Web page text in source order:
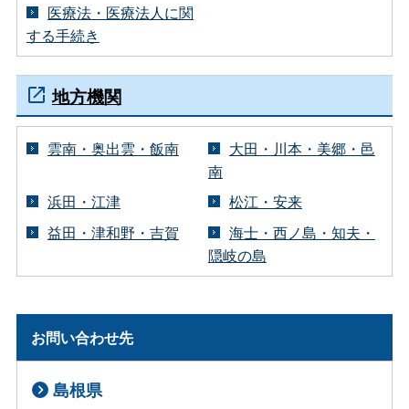
医療法・医療法人に関
する手続き
地方機関
雲南・奥出雲・飯南
大田・川本・美郷・邑
南
浜田・江津
松江・安来
益田・津和野・吉賀
海士・西ノ島・知夫・
隠岐の島
お問い合わせ先
島根県